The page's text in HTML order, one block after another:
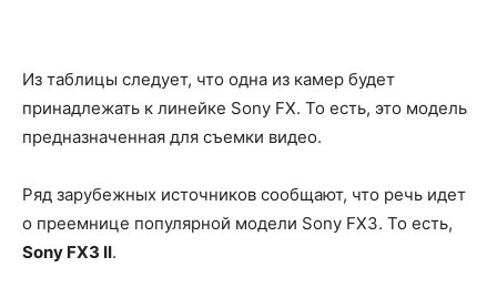
Из таблицы следует, что одна из камер будет
принадлежать к линейке Sony FX. То есть, это модель
предназначенная для съемки видео.
Ряд зарубежных источников сообщают, что речь идет
о преемнице популярной модели Sony FX3. То есть,
Sоny FX3 II.